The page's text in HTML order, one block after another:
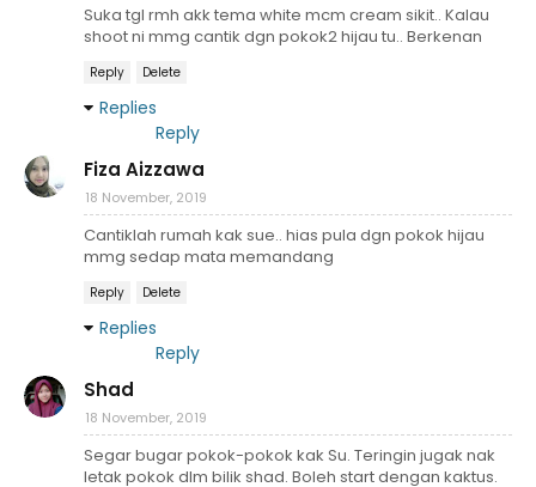
Suka tgl rmh akk tema white mcm cream sikit.. Kalau
shoot ni mmg cantik dgn pokok2 hijau tu.. Berkenan
Reply Delete
Replies
Reply
Fiza Aizzawa
18 November, 2019
Cantiklah rumah kak sue.. hias pula dgn pokok hijau
mmg sedap mata memandang
Reply Delete
Replies
Reply
Shad
18 November, 2019
Segar bugar pokok-pokok kak Su. Teringin jugak nak
letak pokok dlm bilik shad. Boleh start dengan kaktus.